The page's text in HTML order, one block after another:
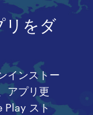
リをダ
インストー
アプリ更
Play スト